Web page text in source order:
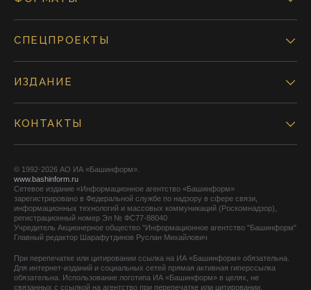
СПЕЦПРОЕКТЫ
ИЗДАНИЕ
КОНТАКТЫ
© 1992-2026 АО ИА «Башинформ».
www.bashinform.ru
Сетевое издание «Информационное агентство «Башинформ»
зарегистрировано в Федеральной службе по надзору в сфере связи,
информационных технологий и массовых коммуникаций (Роскомнадзор),
регистрационный номер Эл № ФС77-88040
Учредитель Акционерное общество "Информационное агентство "Башинформ"
Главный редактор Шарафутдинов Руслан Михайлович
При перепечатке или цитировании ссылка на ИА «Башинформ» обязательна.
Для интернет-изданий и социальных сетей прямая активная гиперссылка
обязательна. Использование логотипа ИА «Башинформ» в целях, не
связанных с ссылкой на агентство при перепечатке или цитировании,